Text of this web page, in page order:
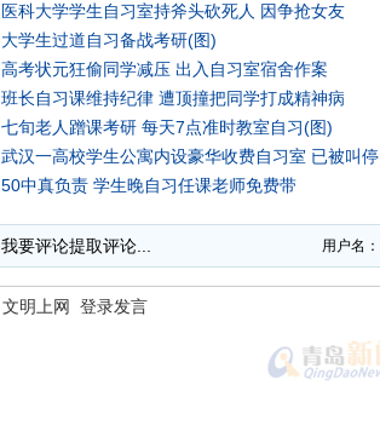
医科大学学生自习室持斧头砍死人 因争抢女友
大学生过道自习备战考研(图)
高考状元狂偷同学减压 出入自习室宿舍作案
班长自习课维持纪律 遭顶撞把同学打成精神病
七旬老人蹭课考研 每天7点准时教室自习(图)
武汉一高校学生公寓内设豪华收费自习室 已被叫停
50中真负责 学生晚自习任课老师免费带
我要评论提取评论... 用户名：